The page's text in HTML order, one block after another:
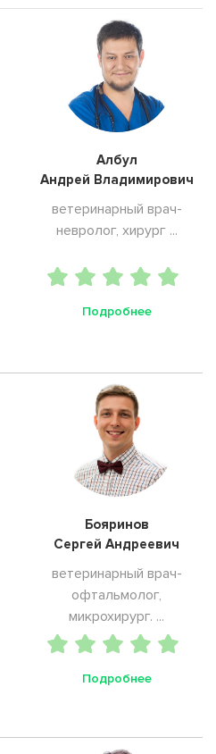
Албул
Андрей Владимирович
ветеринарный врач-
невролог, хирург ...
Подробнее
Бояринов
Сергей Андреевич
ветеринарный врач-
офтальмолог,
микрохирург. ...
Подробнее